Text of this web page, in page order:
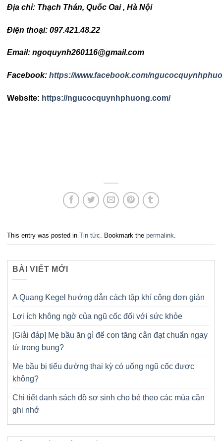
Địa chỉ: Thạch Thán, Quốc Oai , Hà Nội
Điện thoại: 097.421.48.22
Email: ngoquynh260116@gmail.com
Facebook: https://www.facebook.com/
Website: https://ngucocquynhphuong.com/
This entry was posted in Tin tức . Bookmark the permalink
BÀI VIẾT MỚI
A Quang Kegel hướng dẫn cách tập khí công đơn giản
Lợi ích không ngờ của ngũ cốc đối với sức khỏe
[Giải đáp] Mẹ bầu ăn gì để con tăng cân đạt chuẩn ngay
từ trong bụng?
Mẹ bầu bị tiểu đường thai kỳ có uống ngũ cốc được
không?
Chi tiết danh sách đồ sơ sinh cho bé theo các mùa cần
ghi nhớ